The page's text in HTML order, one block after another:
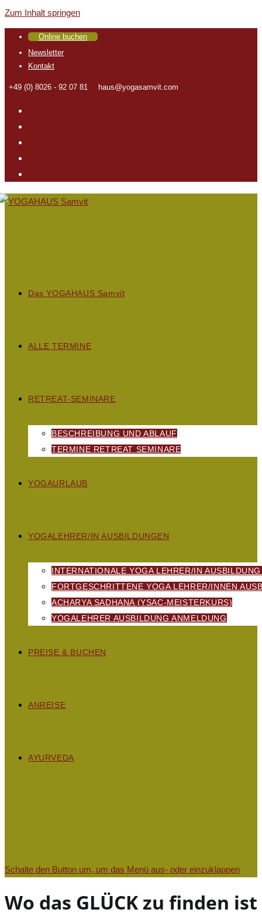
Zum Inhalt springen
Online buchen
Newsletter
Kontakt
+49 (0) 8026 - 92 07 81 haus@yogasamvit.com
Das YOGAHAUS Samvit
ALLE TERMINE
RETREAT-SEMINARE
BESCHREIBUNG UND ABLAUF
TERMINE RETREAT SEMINARE
YOGAURLAUB
YOGALEHRER/IN AUSBILDUNGEN
INTERNATIONALE YOGA LEHRER/IN
FORTGESCHRITTENE YOGA LEHRER/INNEN
ACHARYA SADHANA (YSAC-MEISTERKURS)
YOGALEHRER AUSBILDUNG ANMELDUNG
PREISE & BUCHEN
ANREISE
AYURVEDA
Schalte den Button um, um das Menü aus- oder einzuklappen
Wo das GLÜCK zu finden ist